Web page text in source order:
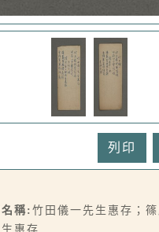
列印
稱:竹田儀一先生惠存；篠
惠存